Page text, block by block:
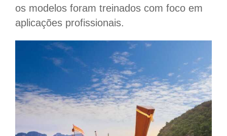
os modelos foram treinados com foco em
aplicações profissionais.